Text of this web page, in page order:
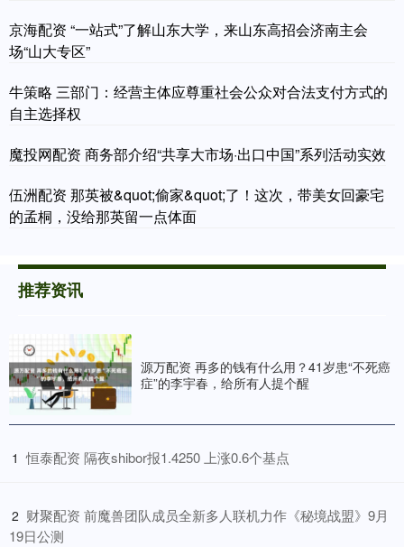
京海配资 “一站式”了解山东大学，来山东高招会济南主会
场“山大专区”
牛策略 三部门：经营主体应尊重社会公众对合法支付方式的
自主选择权
魔投网配资 商务部介绍“共享大市场·出口中国”系列活动实效
伍洲配资 那英被&quot;偷家&quot;了！这次，带美女回豪宅
的孟桐，没给那英留一点体面
推荐资讯
源万配资 再多的钱有什么用？41岁患“不死癌
症”的李宇春，给所有人提个醒
1 ​恒泰配资 隔夜shibor报1.4250 上涨0.6个基点
2 ​财聚配资 前魔兽团队成员全新多人联机力作《秘境战盟》9月
19日公测